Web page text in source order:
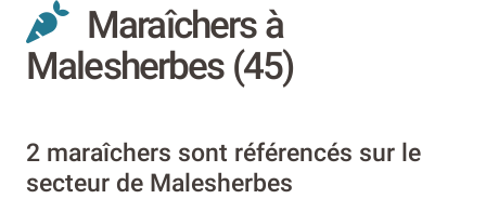
Maraîchers à
Malesherbes (45)
2 maraîchers sont référencés sur le
secteur de Malesherbes